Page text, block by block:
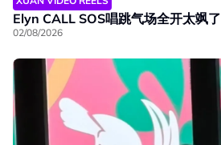
Elyn CALL SOS唱跳气场全开太飒了
02/08/2026